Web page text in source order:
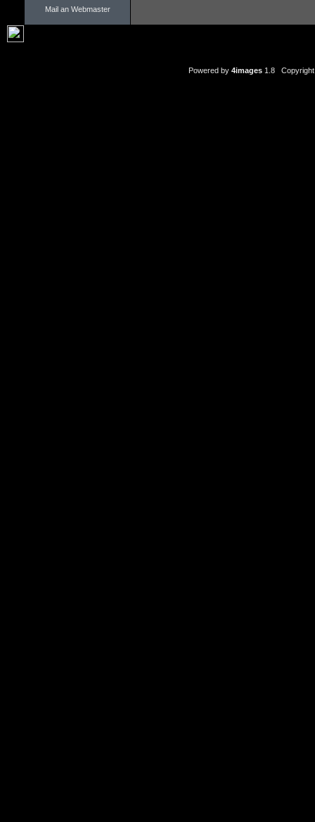
Mail an Webmaster
Powered by 4images1.8 Copyright